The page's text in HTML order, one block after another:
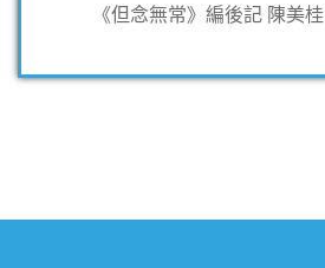
《但念無常》編後記 陳美桂